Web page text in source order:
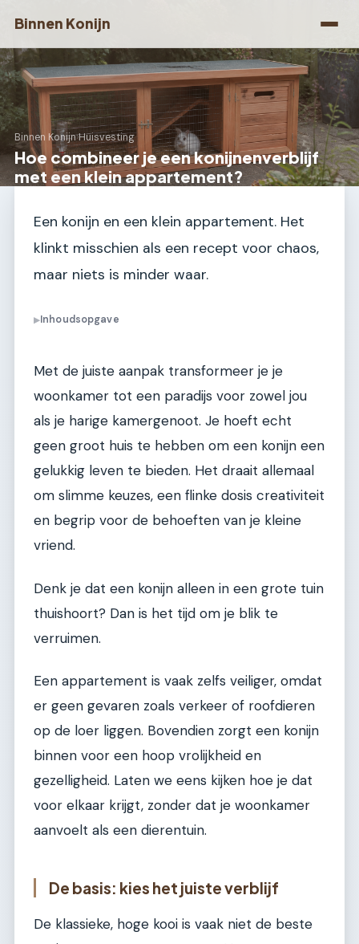
Binnen Konijn
Binnen Konijn›Huisvesting
Hoe combineer je een konijnenverblijf
met een klein appartement?
Een konijn en een klein appartement. Het
klinkt misschien als een recept voor chaos,
maar niets is minder waar.
▶Inhoudsopgave
Met de juiste aanpak transformeer je je
woonkamer tot een paradijs voor zowel jou
als je harige kamergenoot. Je hoeft echt
geen groot huis te hebben om een konijn een
gelukkig leven te bieden. Het draait allemaal
om slimme keuzes, een flinke dosis creativiteit
en begrip voor de behoeften van je kleine
vriend.
Denk je dat een konijn alleen in een grote tuin
thuishoort? Dan is het tijd om je blik te
verruimen.
Een appartement is vaak zelfs veiliger, omdat
er geen gevaren zoals verkeer of roofdieren
op de loer liggen. Bovendien zorgt een konijn
binnen voor een hoop vrolijkheid en
gezelligheid. Laten we eens kijken hoe je dat
voor elkaar krijgt, zonder dat je woonkamer
aanvoelt als een dierentuin.
De basis: kies het juiste verblijf
De klassieke, hoge kooi is vaak niet de beste